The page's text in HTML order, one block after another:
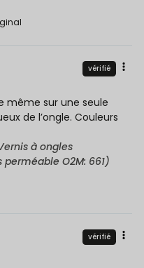
vérifié
même sur une seule
de l’ongle. Couleurs
à ongles
O2M: 661)
vérifié